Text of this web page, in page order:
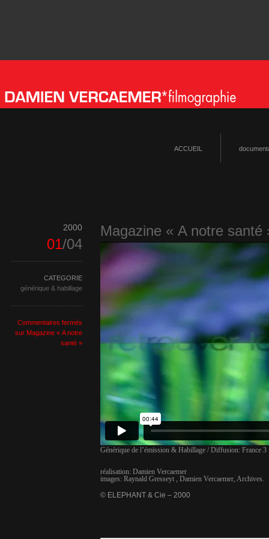
ACCUEIL
Magazine « A notre santé
Générique de l’émission & Habillage / Diffusion: France 3
réalisation: Damien Vercaemer
images: Raynald Gresseyt , Damien Vercaemer, Archives.
© ELEPHANT & Cie – 2000
2000
01/04
CATEGORIE
générique & habillage
Commentaires fermés
sur Magazine « A notre
santé »